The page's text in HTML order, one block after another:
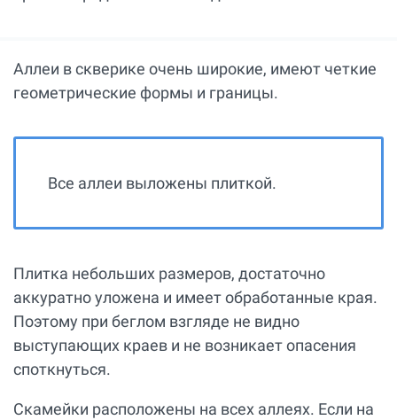
Аллеи в скверике очень широкие, имеют четкие
геометрические формы и границы.
Все аллеи выложены плиткой.
Плитка небольших размеров, достаточно
аккуратно уложена и имеет обработанные края.
Поэтому при беглом взгляде не видно
выступающих краев и не возникает опасения
споткнуться.
Скамейки расположены на всех аллеях. Если на